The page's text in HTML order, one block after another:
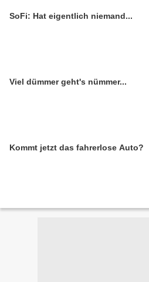
SoFi: Hat eigentlich niemand...
Viel dümmer geht's nümmer...
Kommt jetzt das fahrerlose Auto?